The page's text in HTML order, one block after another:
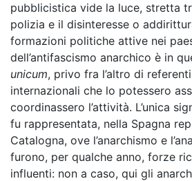
pubblicistica vide la luce, stretta
polizia e il disinteresse o
formazioni politiche attive nei
dell’antifascismo anarchico è in
unicum, privo fra l’altro di
internazionali che lo potessero
coordinassero l’attività. L’unica
fu rappresentata, nella Spagna
Catalogna, ove l’anarchismo e
furono, per qualche anno, forze
influenti: non a caso, qui gli